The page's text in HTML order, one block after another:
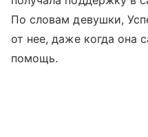
По словам девушки,
от нее, даже когда она
помощь.